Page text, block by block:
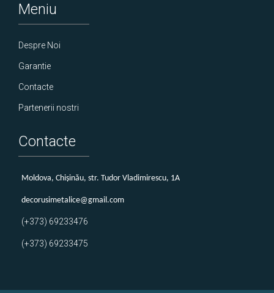
Meniu
Despre Noi
Garantie
Contacte
Partenerii nostri
Contacte
Мoldova, Chișinău, str. Tudor Vladimirescu, 1A
decorusimetalice@gmail.com
(+373) 69233476
(+373) 69233475